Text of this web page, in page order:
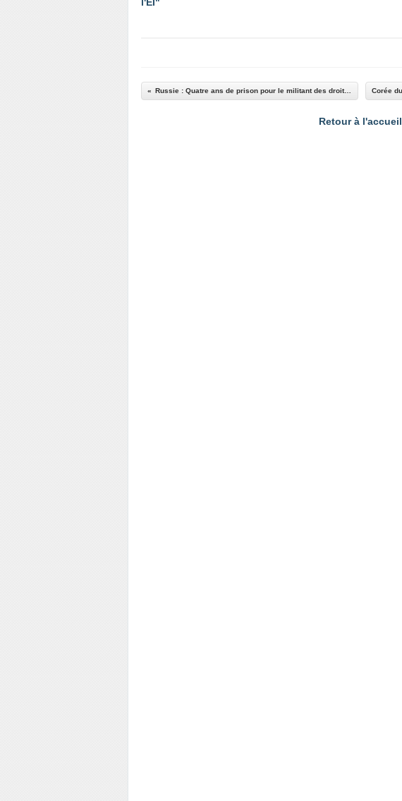
Russie : Quatre ans de prison pour le militant des droits de l'homme Oïoub Titiev
Retour à l'accueil